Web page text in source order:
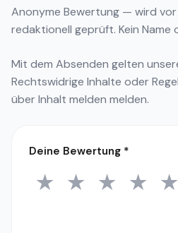
Anonyme Bewertung — wird
redaktionell geprüft. Kein Name
Mit dem Absenden gelten
Rechtswidrige Inhalte oder
überInhalt melden melden.
Deine Bewertung *
1 Stern
★ 2 Sterne
★ 3 Sterne
★ 4
★ ★